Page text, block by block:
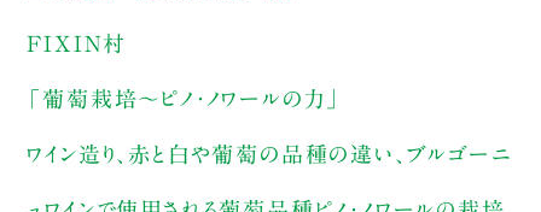
FIXIN村
「葡萄栽培～ピノ・ノワールの力」
ワイン造り、赤と白や葡萄の品種の違い、ブルゴーニ